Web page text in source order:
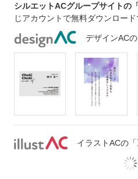
シルエットACグループサイトの
じアカウントで無料ダウンロード
デザインAC
イラストACの